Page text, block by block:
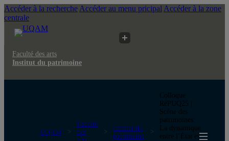
Accéder à la recherche Accéder au menu pricipal Accéder à la zone
centrale
Faculté des arts
Institut du patrimoine
UQAM
Faculté
des
Institut du
patrimoine
Colloque
RéPUQ25 |
Scène des
patrimoines.
La dynamique
entre l’État et